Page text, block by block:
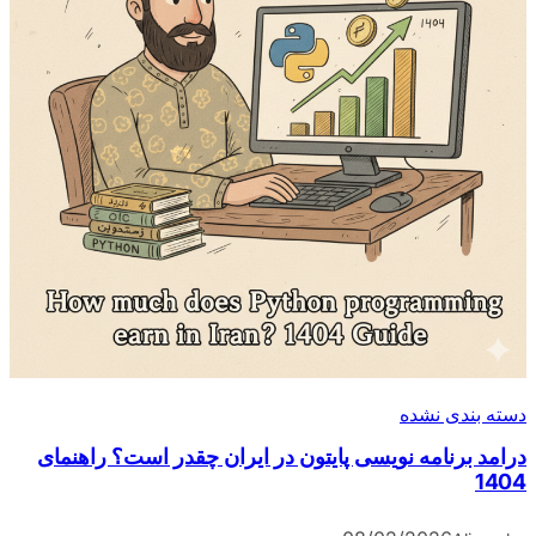
نشده
نویسی پایتون در ایران چقدر است؟ راهنمای